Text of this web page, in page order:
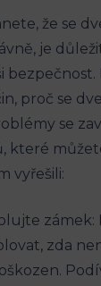
že se
je
​proč se
se
které⁢
vyřešili:
zámek:⁢
zda